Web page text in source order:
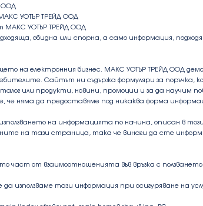
ООД
УОТЪР ТРЕЙД ООД
МАКС УОТЪР ТРЕЙД ООД
обидна или спорна, а само информация,
на електронния бизнес. МАКС УОТЪР ТРЕЙД ООД
Сайтът ни съдържа формуляри за поръчка,
или продукти, новини, промоции и за да научим
няма да предоставяме под никаква форма
на информацията по начина, описан в
на тази страница, така че винаги да сте
част от взаимоотношенията във връзка с
използваме тази информация при осигуряване на